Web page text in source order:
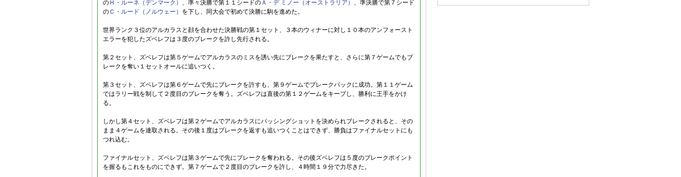
の Ｈ・ルーネ（デンマーク） 、準々決勝で第１１シードのＡ・デ ミノー（オーストラリア） 、準決勝で第７シード
のＣ・ルード（ノルウェー） を下し、同大会で初めて決勝に駒を進めた。
世界ランク３位のアルカラスと顔を合わせた決勝戦の第１セット、３本のウィナーに対し１０本のアンフォースト
エラーを犯したズベレフは３度のブレークを許し先行される。
第２セット、ズベレフは第５ゲームでアルカラスのミスを誘い先にブレークを果たすと、さらに第７ゲームでもブ
レークを奪い１セットオールに追いつく。
第３セット、ズベレフは第６ゲームで先にブレークを許すも、第９ゲームでブレークバックに成功。第１１ゲーム
ではラリー戦を制して２度目のブレークを奪う。ズベレフは直後の第１２ゲームをキープし、勝利に王手をかけ
る。
しかし第４セット、ズベレフは第２ゲームでアルカラスにパッシングショットを決められブレークされると、その
まま４ゲームを連取される。その後１度はブレークを返すも追いつくことはできず、勝負はファイナルセットにも
つれ込む。
ファイナルセット、ズベレフは第３ゲームで先にブレークを奪われる。その後ズベレフは５度のブレークポイント
を握るもこれをものにできず。第７ゲームで２度目のブレークを許し、４時間１９分で力尽きた。